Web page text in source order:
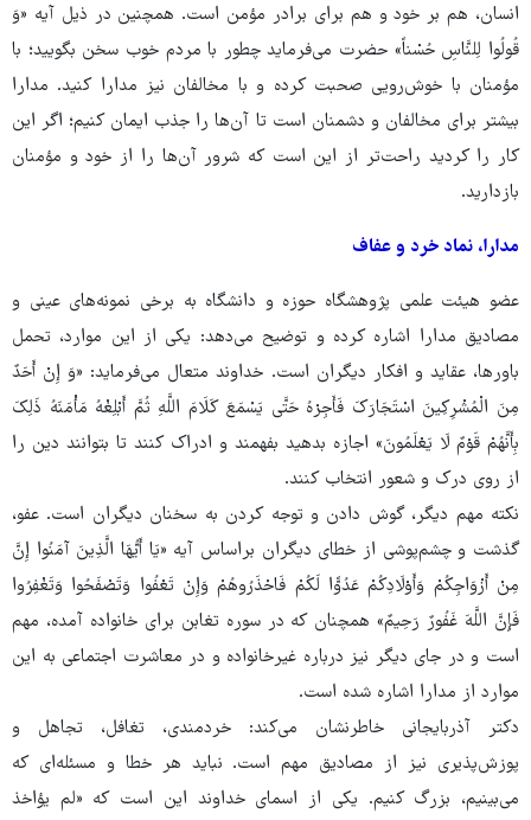
انسان، هم بر خود و هم برای برادر مؤمن است. همچنین در ذیل آیه «وَ
قُولُوا لِلنَّاسِ حُسْناً» حضرت می‌فرماید چطور با مردم خوب سخن بگویید؛ با
مؤمنان با خوش‌رویی صحبت کرده و با مخالفان نیز مدارا کنید. مدارا
بیشتر برای مخالفان و دشمنان است تا آن‌ها را جذب ایمان کنیم؛ اگر این
کار را کردید راحت‌تر از این است که شرور آن‌ها را از خود و مؤمنان
بازدارید.
مدارا، نماد خرد و عفاف
عضو هیئت علمی پژوهشگاه حوزه و دانشگاه به برخی نمونه‌های عینی و
مصادیق مدارا اشاره کرده و توضیح می‌دهد: یکی از این موارد، تحمل
باورها، عقاید و افکار دیگران است. خداوند متعال می‌فرماید: «وَ إِنْ أَحَدٌ
مِنَ الْمُشْرِکِینَ اسْتَجَارَکَ فَأَجِرْهُ حَتَّی یَسْمَعَ کَلَامَ اللَّهِ ثُمَّ أَبْلِغْهُ مَأْمَنَهُ ذَلِکَ
بِأَنَّهُمْ قَوْمٌ لَا یَعْلَمُونَ» اجازه بدهید بفهمند و ادراک کنند تا بتوانند دین را
از روی درک و شعور انتخاب کنند.
نکته مهم دیگر، گوش دادن و توجه کردن به سخنان دیگران است. عفو،
گذشت و چشم‌پوشی از خطای دیگران براساس آیه «یَا أَیُّهَا الَّذِینَ آمَنُوا إِنَّ
مِنْ أَزْوَاجِکُمْ وَأَوْلَادِکُمْ عَدُوًّا لَکُمْ فَاحْذَرُوهُمْ وَإِنْ تَعْفُوا وَتَصْفَحُوا وَتَغْفِرُوا
فَإِنَّ اللَّهَ غَفُورٌ رَحِیمٌ» همچنان که در سوره تغابن برای خانواده آمده، مهم
است و در جای دیگر نیز درباره غیرخانواده و در معاشرت اجتماعی به این
موارد از مدارا اشاره شده است.
دکتر آذربایجانی خاطرنشان می‌کند: خردمندی، تغافل، تجاهل و
پوزش‌پذیری نیز از مصادیق مهم است. نباید هر خطا و مسئله‌ای که
می‌بینیم، بزرگ کنیم. یکی از اسمای خداوند این است که «لم یؤاخذ